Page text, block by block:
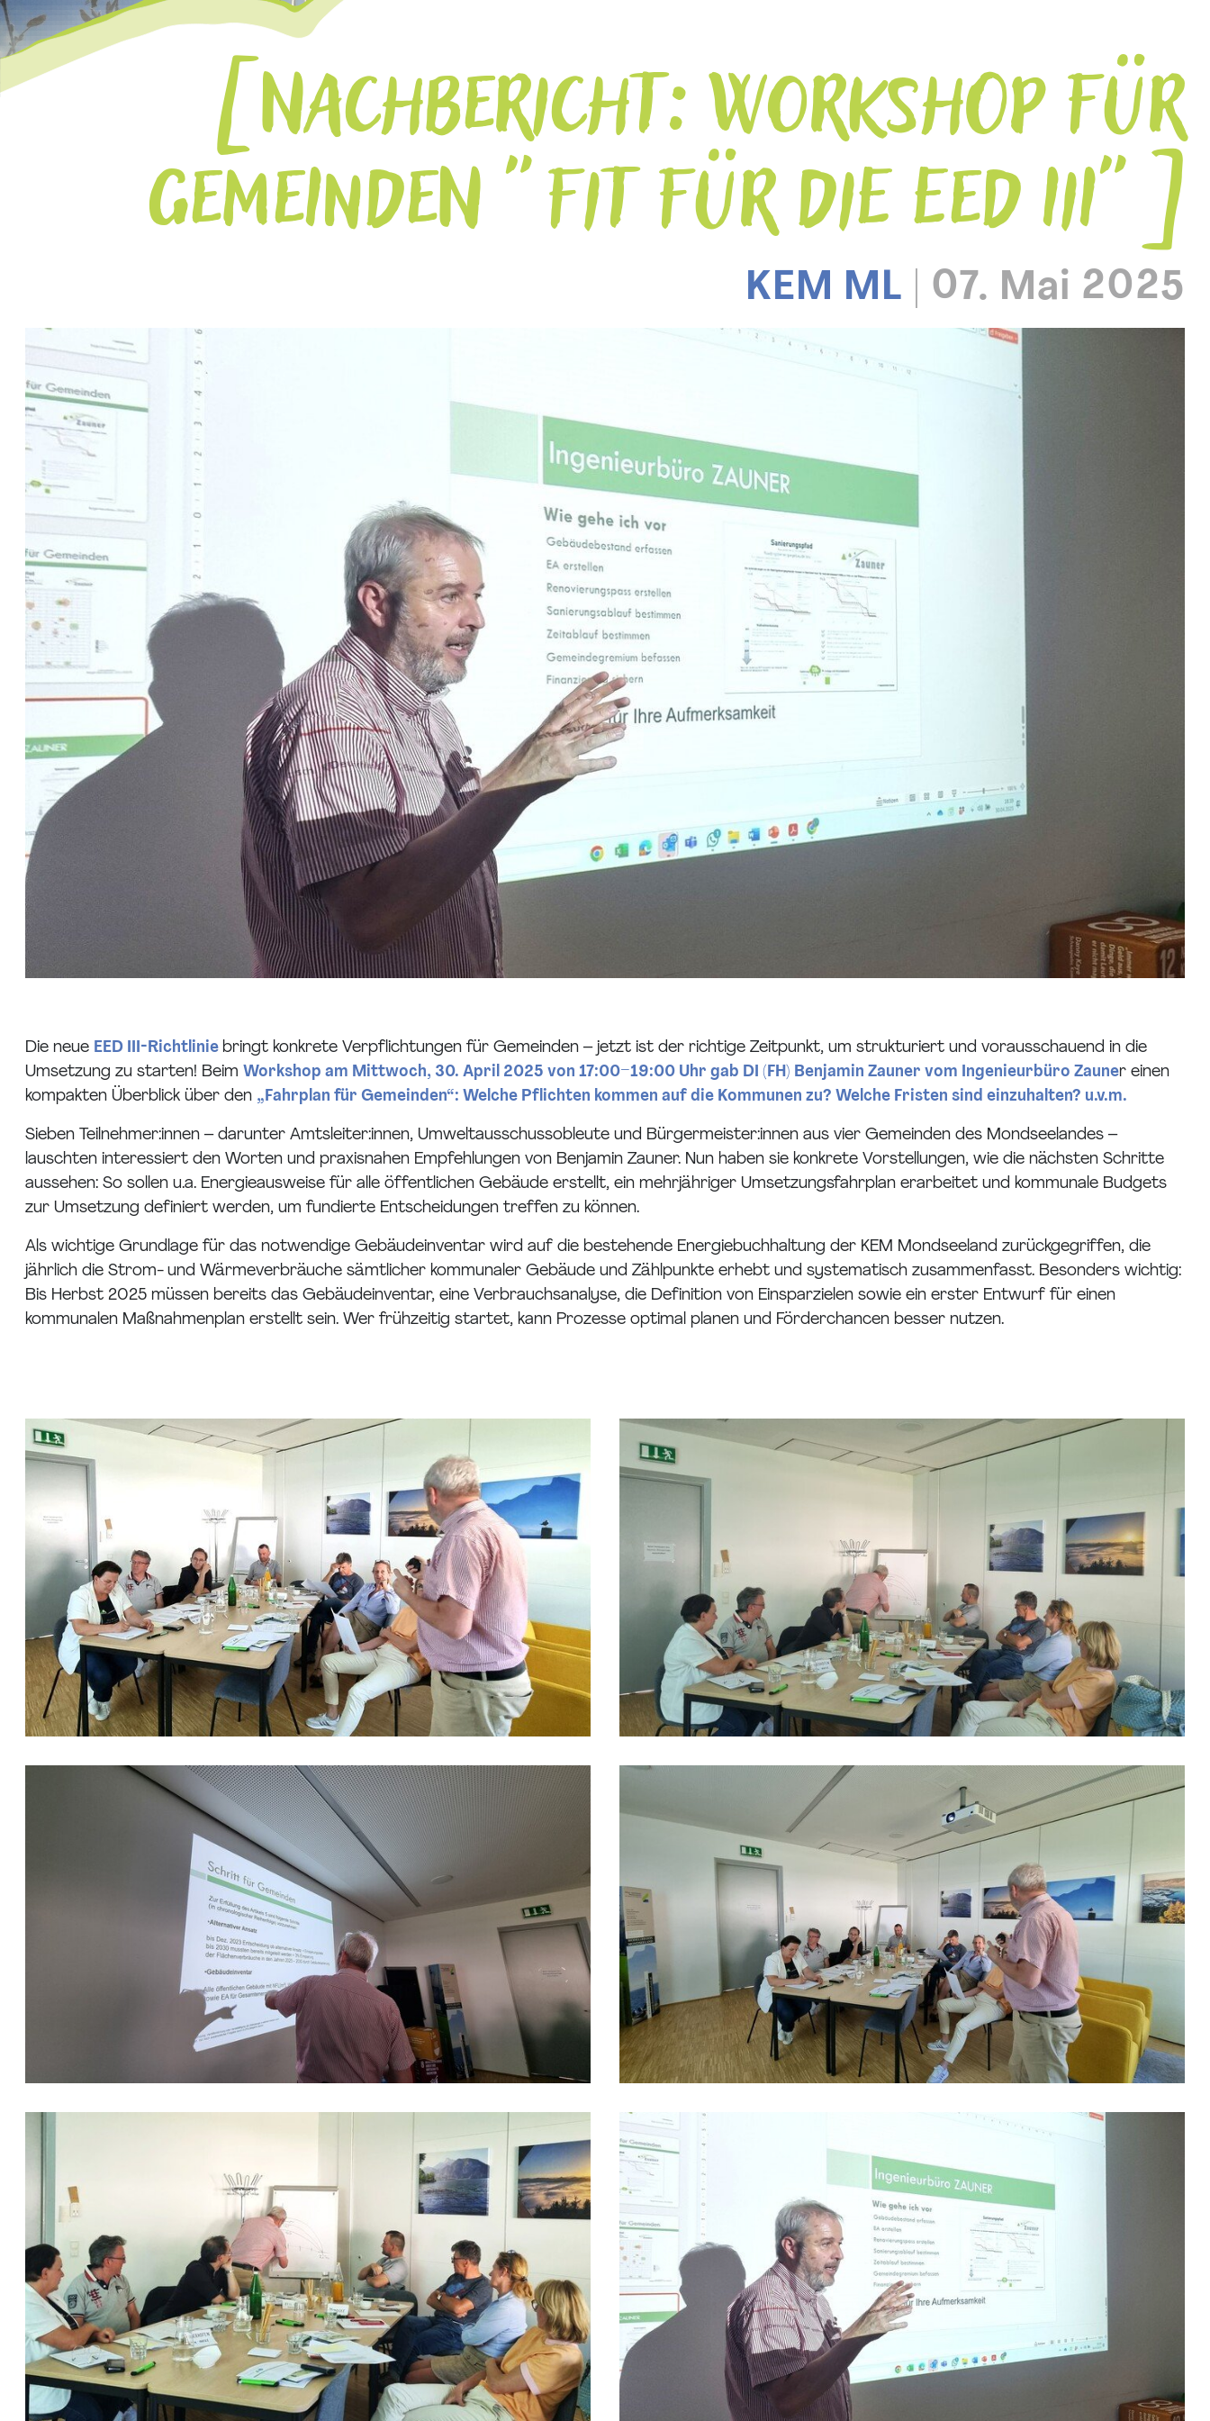
NACHBERICHT: WORKSHOP FÜR
GEMEINDEN "FIT FÜR DIE EED III"
KEM ML 07. Mai 2025
Die neue EED III-Richtlinie bringt konkrete Verpflichtungen für Gemeinden – jetzt ist der richtige Zeitpunkt, um strukturiert und vorausschauend in die
Umsetzung zu starten! Beim Workshop am Mittwoch, 30. April 2025 von 17:00–19:00 Uhr gab DI (FH) Benjamin Zauner vom Ingenieurbüro Zauner einen
kompakten Überblick über den „Fahrplan für Gemeinden“: Welche Pflichten kommen auf die Kommunen zu? Welche Fristen sind einzuhalten? u.v.m.
Sieben Teilnehmer:innen – darunter Amtsleiter:innen, Umweltausschussobleute und Bürgermeister:innen aus vier Gemeinden des Mondseelandes –
lauschten interessiert den Worten und praxisnahen Empfehlungen von Benjamin Zauner. Nun haben sie konkrete Vorstellungen, wie die nächsten Schritte
aussehen: So sollen u.a. Energieausweise für alle öffentlichen Gebäude erstellt, ein mehrjähriger Umsetzungsfahrplan erarbeitet und kommunale Budgets
zur Umsetzung definiert werden, um fundierte Entscheidungen treffen zu können.
Als wichtige Grundlage für das notwendige Gebäudeinventar wird auf die bestehende Energiebuchhaltung der KEM Mondseeland zurückgegriffen, die
jährlich die Strom- und Wärmeverbräuche sämtlicher kommunaler Gebäude und Zählpunkte erhebt und systematisch zusammenfasst. Besonders wichtig:
Bis Herbst 2025 müssen bereits das Gebäudeinventar, eine Verbrauchsanalyse, die Definition von Einsparzielen sowie ein erster Entwurf für einen
kommunalen Maßnahmenplan erstellt sein. Wer frühzeitig startet, kann Prozesse optimal planen und Förderchancen besser nutzen.